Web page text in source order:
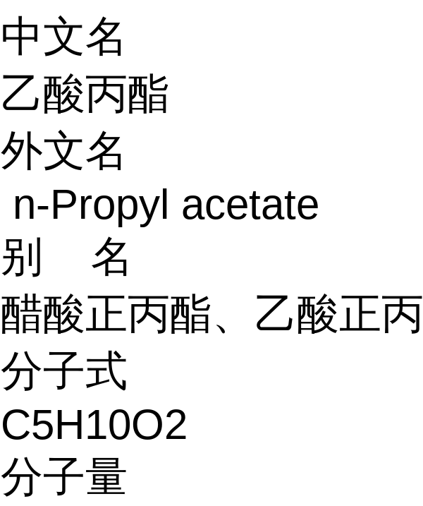
中文名
乙酸丙酯
外文名
n-Propyl acetate
别 名
醋酸正丙酯、乙酸正
分子式
C5H10O2
分子量